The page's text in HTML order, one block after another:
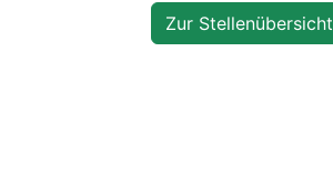
Zur Stellenübersicht